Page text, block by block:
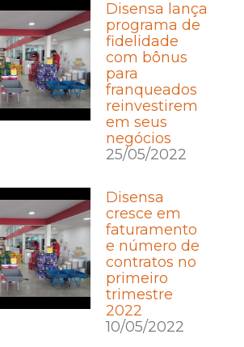
Disensa lança
programa de
fidelidade
com bônus
para
franqueados
reinvestirem
em seus
negócios
25/05/2022
Disensa
cresce em
faturamento
e número de
contratos no
primeiro
trimestre
2022
10/05/2022